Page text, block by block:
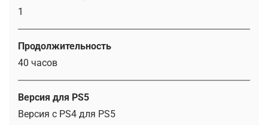
1
Продолжительность
40 часов
Версия для PS5
Версия с PS4 для PS5